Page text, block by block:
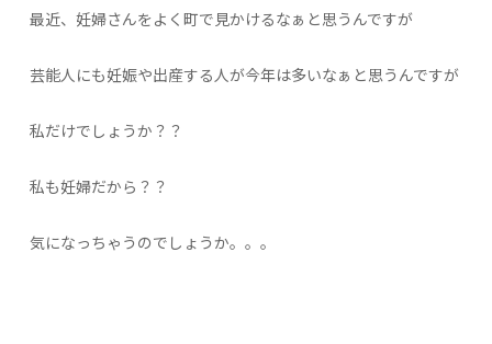
最近、妊婦さんをよく町で見かけるなぁと思うんですが
芸能人にも妊娠や出産する人が今年は多いなぁと思うんですが
私だけでしょうか？？
私も妊婦だから？？
気になっちゃうのでしょうか。。。